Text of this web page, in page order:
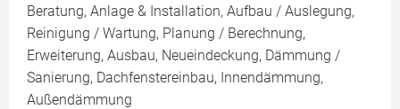
Beratung, Anlage & Installation, Aufbau / Auslegung,
Reinigung / Wartung, Planung / Berechnung,
Erweiterung, Ausbau, Neueindeckung, Dämmung /
Sanierung, Dachfenstereinbau, Innendämmung,
Außendämmung